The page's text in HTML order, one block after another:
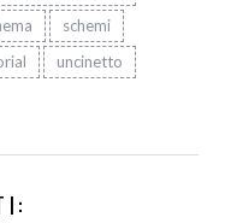
schemi
uncinetto